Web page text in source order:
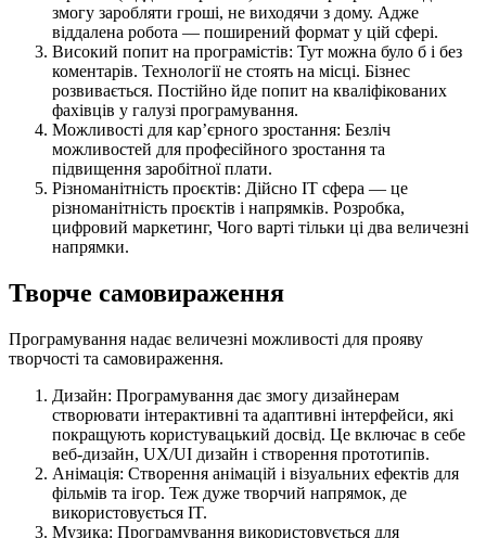
змогу заробляти гроші, не виходячи з дому. Адже
віддалена робота — поширений формат у цій сфері.
Високий попит на програмістів: Тут можна було б і без
коментарів. Технології не стоять на місці. Бізнес
розвивається. Постійно йде попит на кваліфікованих
фахівців у галузі програмування.
Можливості для кар’єрного зростання: Безліч
можливостей для професійного зростання та
підвищення заробітної плати.
Різноманітність проєктів: Дійсно IT сфера — це
різноманітність проєктів і напрямків. Розробка,
цифровий маркетинг, Чого варті тільки ці два величезні
напрямки.
Творче самовираження
Програмування надає величезні можливості для прояву
творчості та самовираження.
Дизайн: Програмування дає змогу дизайнерам
створювати інтерактивні та адаптивні інтерфейси, які
покращують користувацький досвід. Це включає в себе
веб-дизайн, UX/UI дизайн і створення прототипів.
Анімація: Створення анімацій і візуальних ефектів для
фільмів та ігор. Теж дуже творчий напрямок, де
використовується IT.
Музика: Програмування використовується для